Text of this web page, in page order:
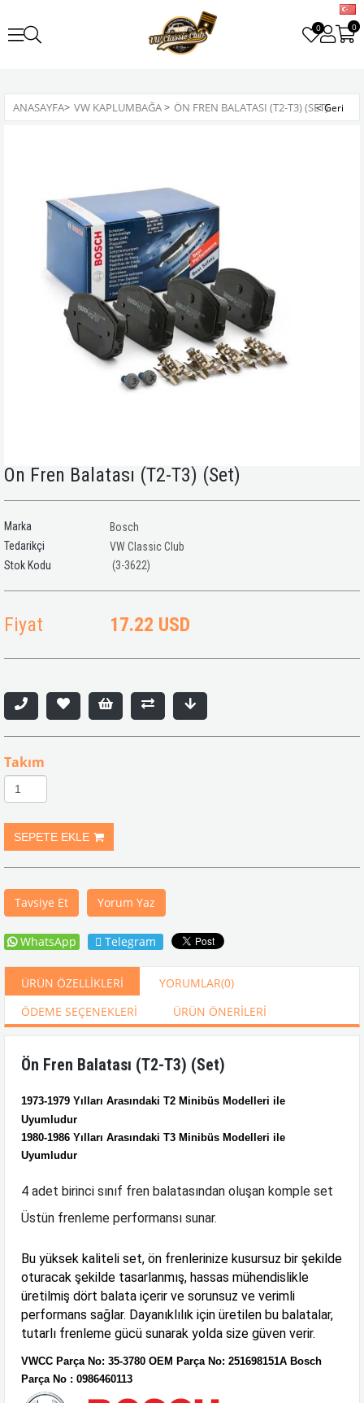
0 0
ANASAYFA> VW KAPLUMBAĞA> ÖN FREN BALATASI (T2-T3) (SET)
Ön Fren Balatası (T2-T3) (Set)
Marka
Bosch
Tedarikçi
VW Classic Club
(3-3622)
Fiyat 17.22 USD
Takım
Tavsiye Et Yorum Yaz
WhatsApp Telegram
ÜRÜN ÖZELLIKLERI YORUMLAR(0)
ÖDEME SEÇENEKLERI
ÜRÜN ÖNERILERI
Ön Fren Balatası (T2-T3) (Set)
1973-1979 Yılları Arasındaki T2 Minibüs Modelleri ile
Uyumludur
1980-1986 Yılları Arasındaki T3 Minibüs Modelleri ile
Uyumludur
4 adet birinci sınıf fren balatasından oluşan komple set
Üstün frenleme performansı sunar.
Bu yüksek kaliteli set, ön frenlerinize kusursuz bir şekilde
oturacak şekilde tasarlanmış, hassas mühendislikle
üretilmiş dört balata içerir ve sorunsuz ve verimli
performans sağlar. Dayanıklılık için üretilen bu balatalar,
tutarlı frenleme gücü sunarak yolda size güven verir.
VWCC Parça No: 35-3780 OEM Parça No: 251698151A Bosch
Parça No : 0986460113